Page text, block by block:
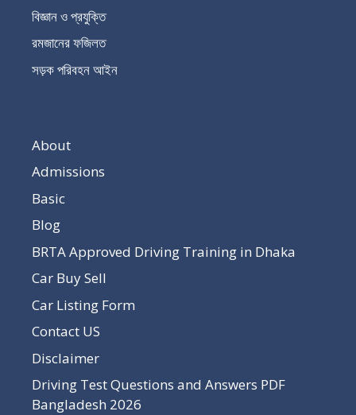
বিজ্ঞান ও প্রযুক্তি
রমজানের ফজিলত
সড়ক পরিবহন আইন
About
Admissions
Basic
Blog
BRTA Approved Driving Training in Dhaka
Car Buy Sell
Car Listing Form
Contact US
Disclaimer
Driving Test Questions and Answers PDF
Bangladesh 2026